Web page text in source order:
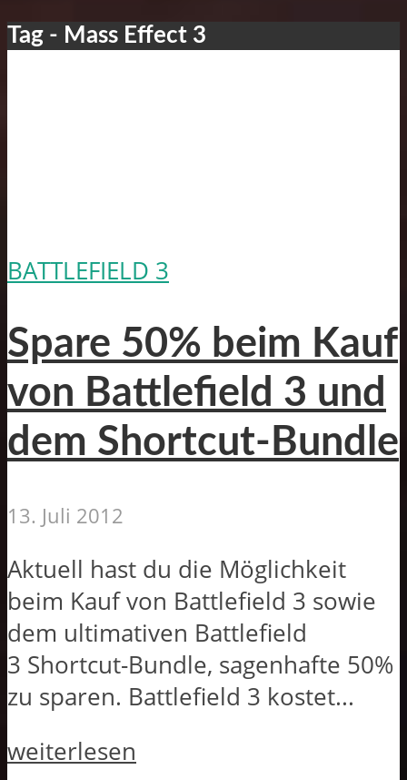
Tag - Mass Effect 3
BATTLEFIELD 3
Spare 50% beim Kauf
von Battlefield 3 und
dem Shortcut-Bundle
13. Juli 2012
Aktuell hast du die Möglichkeit
beim Kauf von Battlefield 3 sowie
dem ultimativen Battlefield
3 Shortcut-Bundle, sagenhafte 50%
zu sparen. Battlefield 3 kostet...
weiterlesen